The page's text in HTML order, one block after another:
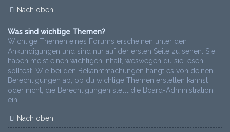
Nach oben
Was sind wichtige Themen?
Wichtige Themen eines Forums erscheinen unter den
Ankündigungen und sind nur auf der ersten Seite zu sehen. Sie
haben meist einen wichtigen Inhalt, weswegen du sie lesen
solltest. Wie bei den Bekanntmachungen hängt es von deinen
Berechtigungen ab, ob du wichtige Themen erstellen kannst
oder nicht; die Berechtigungen stellt die Board-Administration
ein.
Nach oben